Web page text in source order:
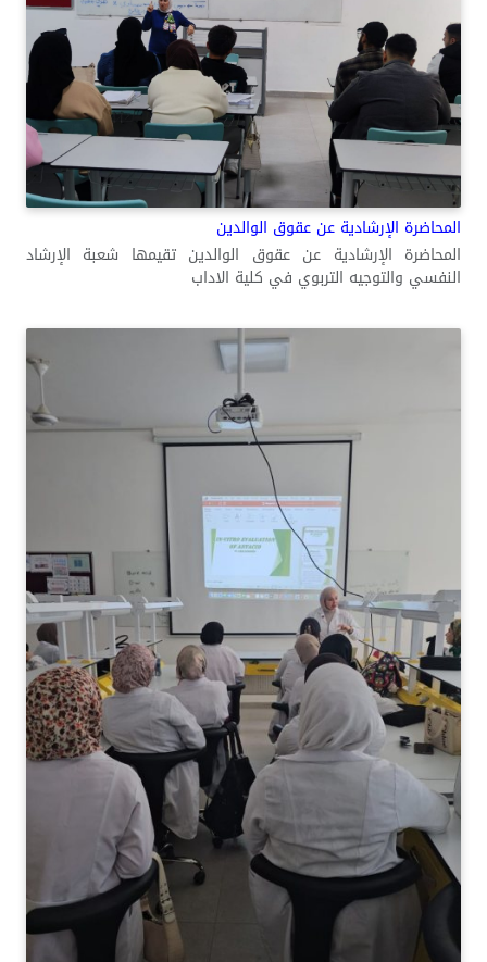
المحاضرة الإرشادية عن عقوق الوالدين
المحاضرة الإرشادية عن عقوق الوالدين تقيمها شعبة الإرشاد
النفسي والتوجيه التربوي في كلية الاداب